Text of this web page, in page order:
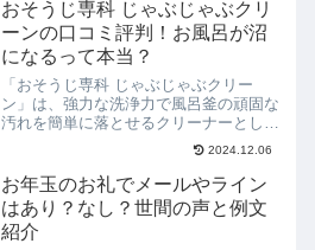
くくなっていきます。学校で...
おそうじ専科 じゃぶじゃぶクリ
ーンの口コミ評判！お風呂が沼
になるって本当？
「おそうじ専科 じゃぶじゃぶクリー
ン」は、強力な洗浄力で風呂釜の頑固な
汚れを簡単に落とせるクリーナーとして
人気です。一部では「お風呂が沼にな
る」という噂もあるほどですが、果たし
てその真相はどうなのでしょうか？この
記事ではじゃぶじゃぶクリーン...
2024.12.06
お年玉のお礼でメールやライン
はあり？なし？世間の声と例文
紹介